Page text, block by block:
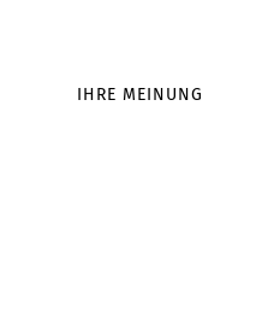
IHRE MEINUNG